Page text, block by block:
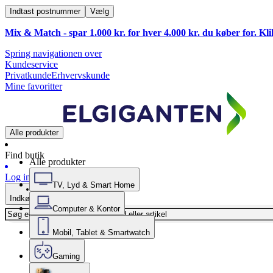
Indtast postnummer Vælg
Mix & Match - spar 1.000 kr. for hver 4.000 kr. du køber for.
Spring navigationen over
Kundeservice
PrivatkundeErhvervskunde
Mine favoritter
Alle produkter
Find butik
Log ind
Indkøbskurv
Alle produkter
TV, Lyd & Smart Home
Computer & Kontor
Mobil, Tablet & Smartwatch
Gaming